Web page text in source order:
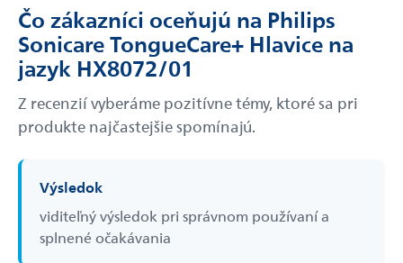
Čo zákazníci oceňujú na Philips
Sonicare TongueCare+ Hlavice na
jazyk HX8072/01
Z recenzií vyberáme pozitívne témy, ktoré sa pri
produkte najčastejšie spomínajú.
Výsledok
viditeľný výsledok pri správnom používaní a
splnené očakávania